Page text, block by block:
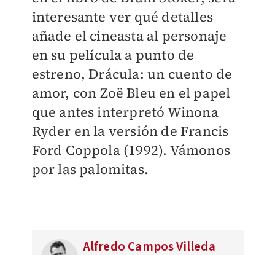
interesante ver qué detalles
añade el cineasta al personaje
en su película a punto de
estreno, Drácula: un cuento de
amor, con Zoë Bleu en el papel
que antes interpretó Winona
Ryder en la versión de Francis
Ford Coppola (1992). Vámonos
por las palomitas.
Alfredo Campos Villeda